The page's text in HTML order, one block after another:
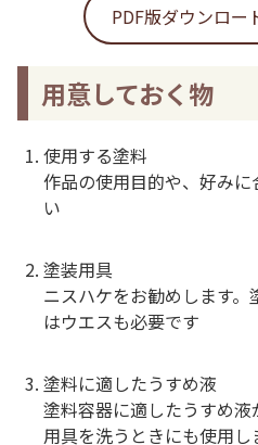
PDF版ダウンロー
用意しておく物
使用する塗料
作品の使用目的や、好み
い
塗装用具
ニスハケをお勧めします。
はウエスも必要です
塗料に適したうすめ液
塗料容器に適したうすめ
用具を洗うときにも使用し